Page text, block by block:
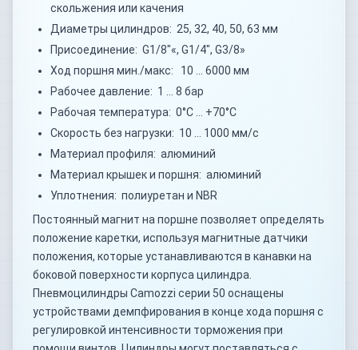
скольжения или качения
Диаметры цилиндров: 25, 32, 40, 50, 63 мм
Присоединение: G1/8"«, G1/4", G3/8»
Ход поршня мин./макс: 10 … 6000 мм
Рабочее давление: 1 … 8 бар
Рабочая температура: 0°C … +70°C
Скорость без нагрузки: 10 … 1000 мм/с
Материал профиля: алюминий
Материал крышек и поршня: алюминий
Уплотнения: полиуретан и NBR
Постоянный магнит на поршне позволяет определять
положение каретки, используя магнитные датчики
положения, которые устанавливаются в канавки на
боковой поверхности корпуса цилиндра.
Пневмоцилиндры Camozzi серии 50 оснащены
устройствами демпфирования в конце хода поршня с
регулировкой интенсивности торможения при